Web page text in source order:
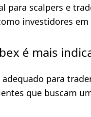
para scalpers e
investidores
é mais
para
que buscam